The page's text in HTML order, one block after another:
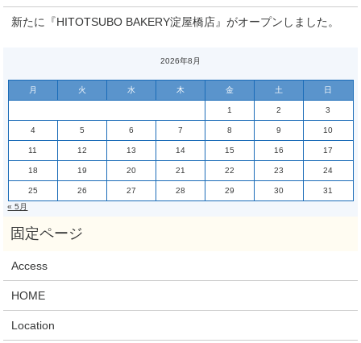
新たに『HITOTSUBO BAKERY淀屋橋店』がオープンしました。
2026年8月
月 火 水 木 金 土 日
1 2 3
4 5 6 7 8 9 10
11 12 13 14 15 16 17
18 19 20 21 22 23 24
25 26 27 28 29 30
31
« 5月
Access
HOME
Location